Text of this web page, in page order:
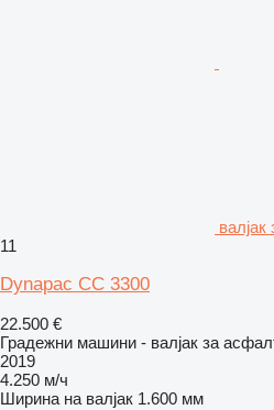
11
Dynapac CC 3300
22.500 €
Градежни машини - валјак за
2019
4.250 м/ч
Ширина на валјак 1.600 мм